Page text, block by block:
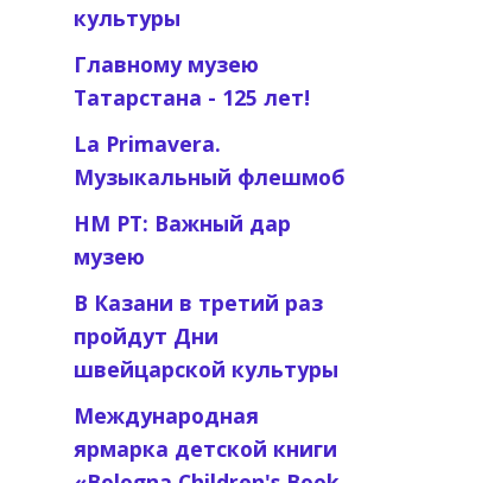
культуры
Главному музею
Татарстана - 125 лет!
La Primavera.
Музыкальный флешмоб
НМ РТ: Важный дар
музею
В Казани в третий раз
пройдут Дни
швейцарской культуры
Международная
ярмарка детской книги